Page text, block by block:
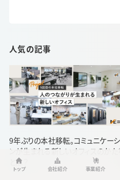
トップ 会社紹介 事業紹介
人気の記事
9年ぶりの本社移転。コミュニケーシ
ンが生まれる新しいオフィスのかた
とは？